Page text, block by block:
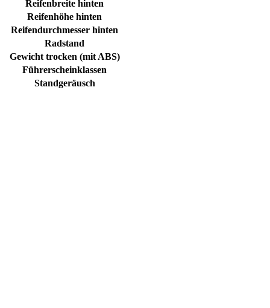
Reifenbreite hinten
Reifenhöhe hinten
Reifendurchmesser hinten
Radstand
Gewicht trocken (mit ABS)
Führerscheinklassen
Standgeräusch